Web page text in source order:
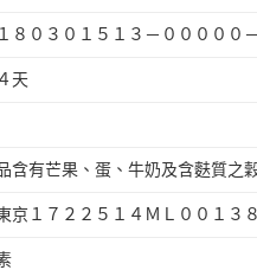
８０３０１５１３－０００００
天
含有芒果、蛋、牛奶及含麩質之
京１７２２５１４ＭＬ００１３